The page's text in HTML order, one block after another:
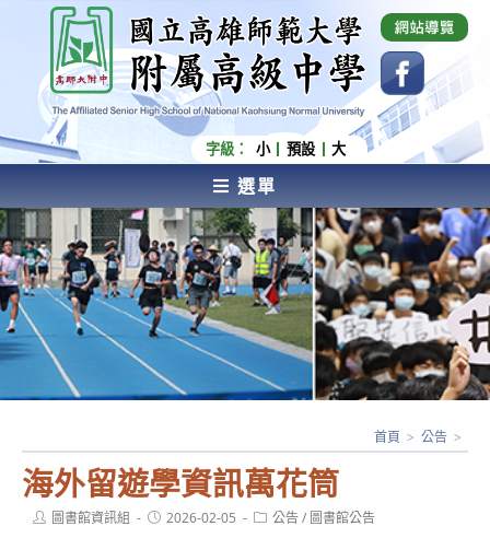
內
容
國立高雄師範大學附屬高級中學 Affiliated Senior
High School of National Kaohsiung Normal
University
字級： 小 預設 大
選單
AFFILIATED SENIOR HIGH SCHOOL OF NATIONAL
KAOHSIUNG NORMAL UNIVERSITY
海外留遊學資訊萬花筒
首頁 > 公告 >
Post圖書館資訊組
Post2026-02-05
Post公告/ 圖書館公告